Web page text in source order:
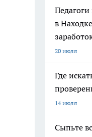
в
20 июля
Где
14 июля
Сыпьте